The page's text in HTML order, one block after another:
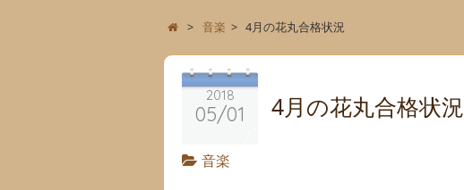
> 音楽 > 4月の花丸合格状況
2018
05/01 4月の花丸合格状況
音楽